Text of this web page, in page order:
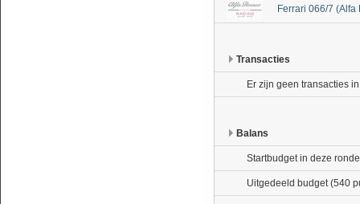
Ferrari 066/7 (Alfa
Transacties
Er zijn geen transacties
Balans
Startbudget in deze ronde
Uitgedeeld budget (540